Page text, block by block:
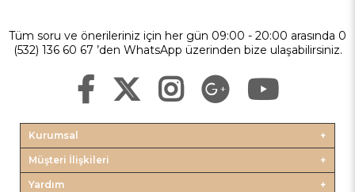
Tüm soru ve önerileriniz için her gün 09:00 - 20:00 arasında 0
(532) 136 60 67 ’den WhatsApp üzerinden bize ulaşabilirsiniz.
Kurumsal
Müşteri İlişkileri
Yardım